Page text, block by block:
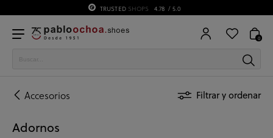
TRUSTEDSHOPS 4.78 / 5.0
0
Accesorios Filtrar y ordenar
Adornos